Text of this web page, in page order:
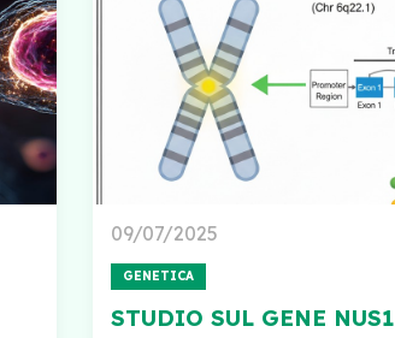
09/07/2025
GENETICA
STUDIO SUL GENE NUS1